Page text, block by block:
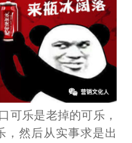
可乐是老掉的可乐，
，然后从实事求是出